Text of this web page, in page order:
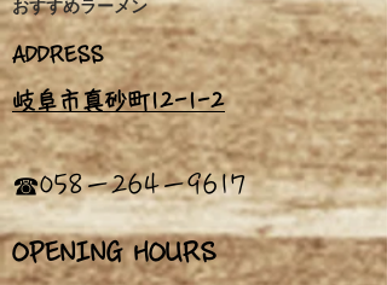
おすすめラーメン
ADDRESS
岐阜市真砂町12-1-2
​☎058－264－9617
OPENING HOURS